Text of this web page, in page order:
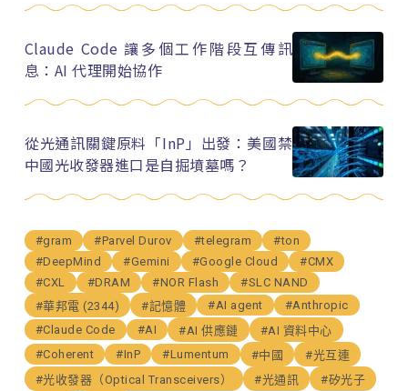
Claude Code 讓多個工作階段互傳訊
息：AI 代理開始協作
從光通訊關鍵原料「InP」出發：美國禁
中國光收發器進口是自掘墳墓嗎？
#gram #Parvel Durov #telegram
#ton
#DeepMind
#Gemini #Google Cloud
#CMX
#CXL
#DRAM #NOR Flash
#SLC NAND
#華邦電 (2344)
#記憶體 #AI agent
#Anthropic
#Claude Code
#AI #AI 供應鏈
#AI 資料中心
#Coherent
#InP #Lumentum #中國
#光互連
#光收發器（Optical Transceivers）
#光通訊
#矽光子